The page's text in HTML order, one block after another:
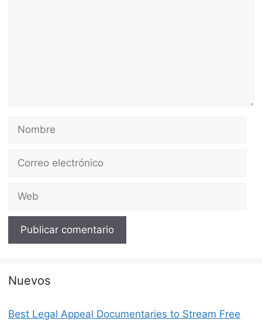
Nombre
Correo
Web
Nuevos
Best Legal Appeal Documentaries to Stream Free